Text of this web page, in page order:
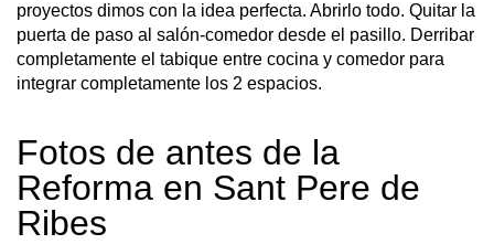
proyectos dimos con la idea perfecta. Abrirlo todo. Quitar la
puerta de paso al salón-comedor desde el pasillo. Derribar
completamente el tabique entre cocina y comedor para
integrar completamente los 2 espacios.
Fotos de antes de la
Reforma en Sant Pere de
Ribes